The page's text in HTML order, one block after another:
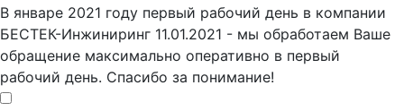
В январе 2021 году первый рабочий день в компании
БЕСТЕК-Инжиниринг 11.01.2021 - мы обработаем Ваше
обращение максимально оперативно в первый
рабочий день. Спасибо за понимание!